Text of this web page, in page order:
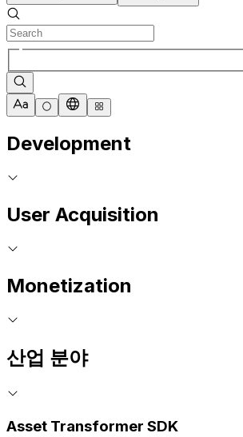
Development
User Acquisition
Monetization
산업 분야
Asset Transformer SDK